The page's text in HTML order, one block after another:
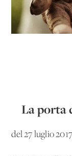
La porta
del 27 luglio 2017